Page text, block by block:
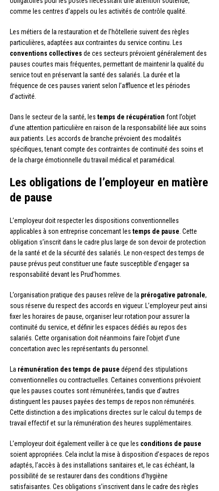
comme les centres d’appels ou les activités de contrôle qualité.
Les métiers de la restauration et de l’hôtellerie suivent des règles
particulières, adaptées aux contraintes du service continu. Les
conventions collectives de ces secteurs prévoient généralement des
pauses courtes mais fréquentes, permettant de maintenir la qualité du
service tout en préservant la santé des salariés. La durée et la
fréquence de ces pauses varient selon l’affluence et les périodes
d’activité.
Dans le secteur de la santé, les temps de récupération font l’objet
d’une attention particulière en raison de la responsabilité liée aux soins
aux patients. Les accords de branche prévoient des modalités
spécifiques, tenant compte des contraintes de continuité des soins et
de la charge émotionnelle du travail médical et paramédical.
Les obligations de l’employeur en matière
de pause
L’employeur doit respecter les dispositions conventionnelles
applicables à son entreprise concernant les temps de pause . Cette
obligation s’inscrit dans le cadre plus large de son devoir de protection
de la santé et de la sécurité des salariés. Le non-respect des temps de
pause prévus peut constituer une faute susceptible d’engager sa
responsabilité devant les Prud’hommes.
L’organisation pratique des pauses relève de la prérogative patronale,
sous réserve du respect des accords en vigueur. L’employeur peut ainsi
fixer les horaires de pause, organiser leur rotation pour assurer la
continuité du service, et définir les espaces dédiés au repos des
salariés. Cette organisation doit néanmoins faire l’objet d’une
concertation avec les représentants du personnel.
La rémunération des temps de pause dépend des stipulations
conventionnelles ou contractuelles. Certaines conventions prévoient
que les pauses courtes sont rémunérées, tandis que d’autres
distinguent les pauses payées des temps de repos non rémunérés.
Cette distinction a des implications directes sur le calcul du temps de
travail effectif et sur la rémunération des heures supplémentaires.
L’employeur doit également veiller à ce que les conditions de pause
soient appropriées. Cela inclut la mise à disposition d’espaces de repos
adaptés, l’accès à des installations sanitaires et, le cas échéant, la
possibilité de se restaurer dans des conditions d’hygiène
satisfaisantes. Ces obligations s’inscrivent dans le cadre des règles